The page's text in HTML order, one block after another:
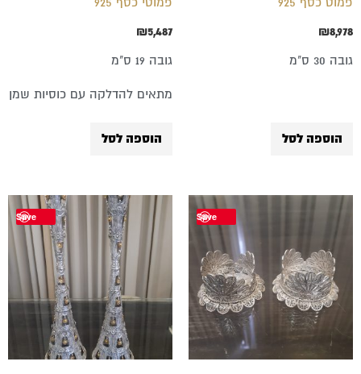
₪8,978
גובה 30 ס"מ
הוספה לסל
₪5,487
גובה 19 ס"מ
מתאים להדלקה עם כוסיות שמן
הוספה לסל
Save
Save